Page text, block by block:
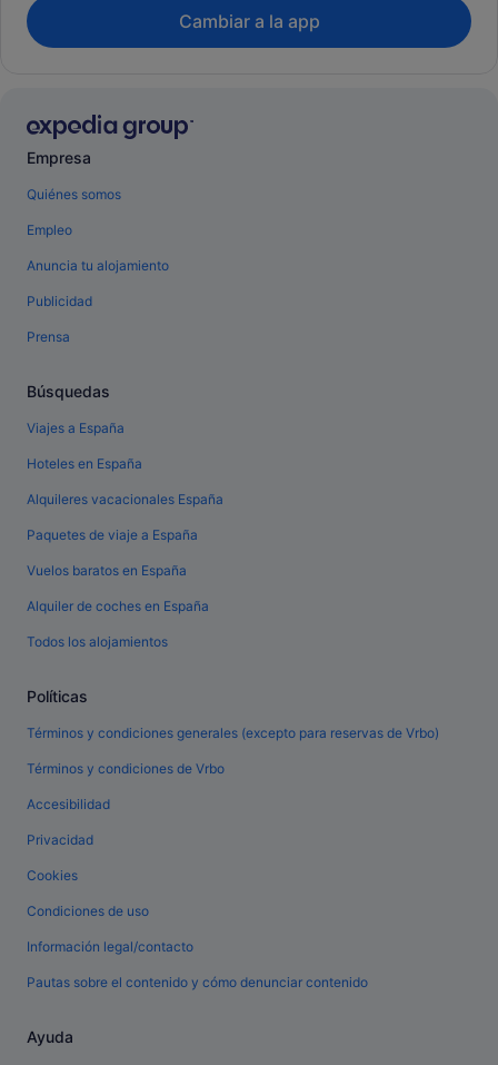
Cambiar a la app
Empresa
Quiénes somos
Empleo
Anuncia tu alojamiento
Publicidad
Prensa
Búsquedas
Viajes a España
Hoteles en España
Alquileres vacacionales España
Paquetes de viaje a España
Vuelos baratos en España
Alquiler de coches en España
Todos los alojamientos
Políticas
Términos y condiciones generales (excepto para reservas de Vrbo)
Términos y condiciones de Vrbo
Accesibilidad
Privacidad
Cookies
Condiciones de uso
Información legal/contacto
Pautas sobre el contenido y cómo denunciar contenido
Ayuda